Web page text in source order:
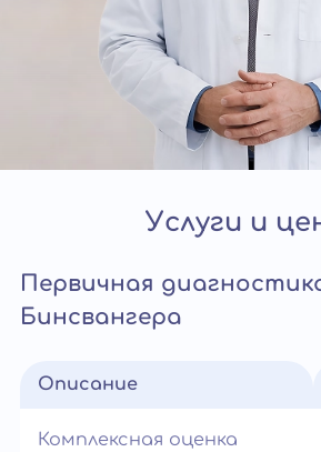
Услуги и
Первичная
Бинсвангера
Описание
Комплексная оценка